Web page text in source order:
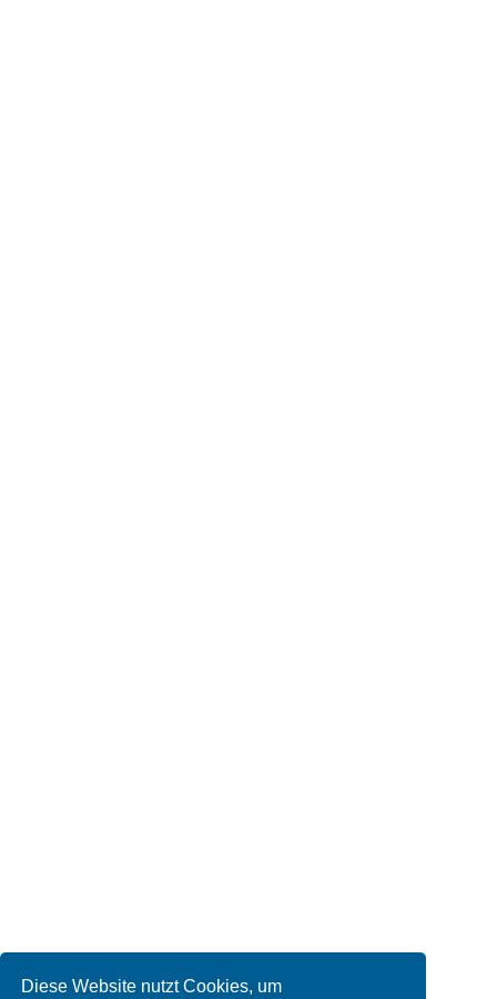
Diese Website nutzt Cookies, um